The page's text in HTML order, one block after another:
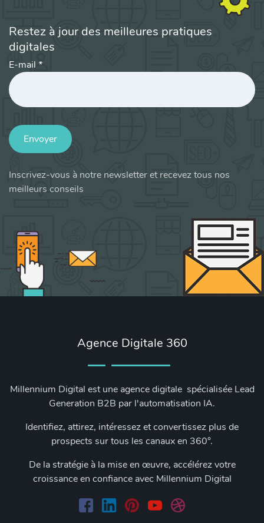
Restez à jour des meilleures pratiques
digitales
E-mail *
Envoyer
Inscrivez-vous à notre newsletter et recevez tous nos
meilleurs conseils
Agence Digitale 360
Millennium Digital est une agence digitale spécialisée Lead
Generation B2B par l'automatisation IA.
Identifiez, attirez, intéressez et convertissez plus de
prospects sur tous les canaux en 360°.
De la stratégie à la mise en œuvre, accélérez votre
croissance en confiance avec Millennium Digital